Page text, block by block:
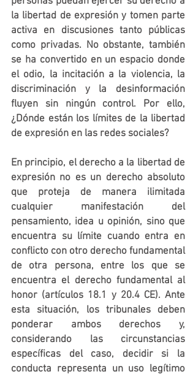
la libertad de expresión y tomen parte
activa en discusiones tanto públicas
como privadas. No obstante, también
se ha convertido en un espacio donde
el odio, la incitación a la violencia, la
discriminación y la desinformación
fluyen sin ningún control. Por ello,
¿Dónde están los límites de la libertad
de expresión en las redes sociales?
En principio, el derecho a la libertad de
expresión no es un derecho absoluto
que proteja de manera ilimitada
cualquier manifestación del
pensamiento, idea u opinión, sino que
encuentra su límite cuando entra en
conflicto con otro derecho fundamental
de otra persona, entre los que se
encuentra el derecho fundamental al
honor (artículos 18.1 y 20.4 CE). Ante
esta situación, los tribunales deben
ponderar ambos derechos y,
considerando las circunstancias
específicas del caso, decidir si la
conducta representa un uso legítimo